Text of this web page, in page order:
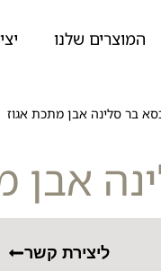
המוצרים שלנו
בר סלינה אבן מתכת אגוז
אבן
ליצירת קשר